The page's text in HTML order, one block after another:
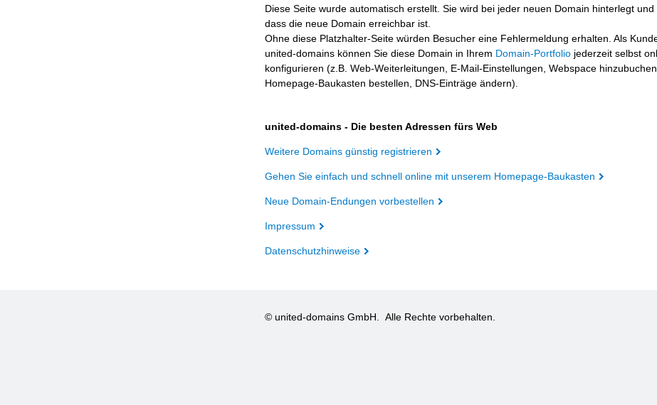
Diese Seite wurde automatisch erstellt. Sie wird bei jeder neuen Domain hinterlegt und
dass die neue Domain erreichbar ist.
Ohne diese Platzhalter-Seite würden Besucher eine Fehlermeldung erhalten. Als
united-domains können Sie diese Domain in Ihrem Domain-Portfolio jederzeit selbst
konfigurieren (z.B. Web-Weiterleitungen, E-Mail-Einstellungen, Webspace hinzubuchen,
Homepage-Baukasten bestellen, DNS-Einträge ändern).
united-domains - Die besten Adressen fürs Web
Weitere Domains günstig registrieren
Gehen Sie einfach und schnell online mit unserem Homepage-Baukasten
Neue Domain-Endungen vorbestellen
Impressum
Datenschutzhinweise
© united-domains GmbH. Alle Rechte vorbehalten.